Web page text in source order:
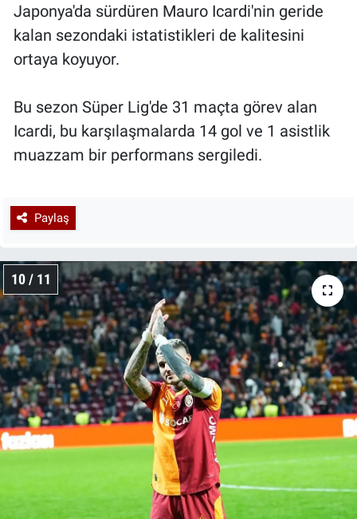
Japonya'da sürdüren Mauro Icardi'nin geride
kalan sezondaki istatistikleri de kalitesini
ortaya koyuyor.
Bu sezon Süper Lig'de 31 maçta görev alan
Icardi, bu karşılaşmalarda 14 gol ve 1 asistlik
muazzam bir performans sergiledi.
Paylaş
10 / 11